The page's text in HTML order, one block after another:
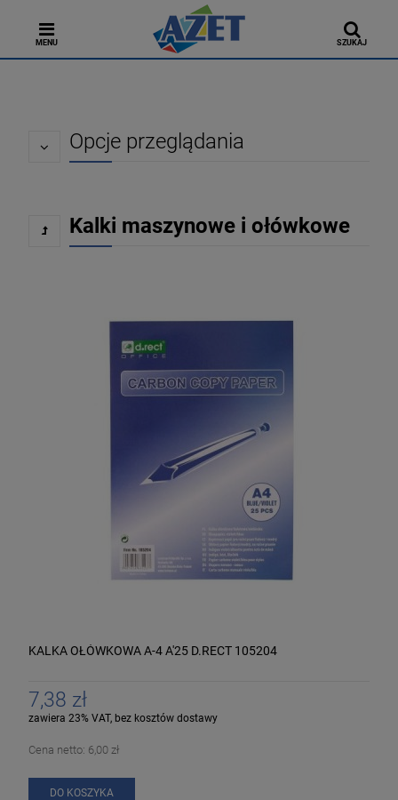
MENU SZUKAJ
Opcje przeglądania
Kalki maszynowe i ołówkowe
KALKA OŁÓWKOWA A-4 A'25 D.RECT 105204
7,38 zł
zawiera 23% VAT, bez kosztów dostawy
Cena netto: 6,00 zł
DO KOSZYKA